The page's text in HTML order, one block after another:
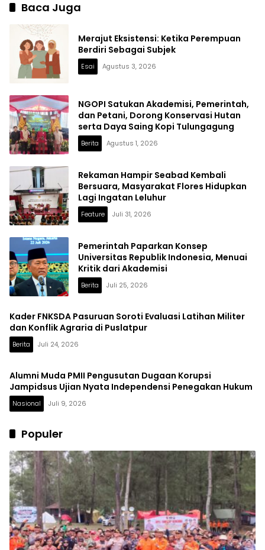
Baca Juga
Merajut Eksistensi: Ketika Perempuan
Berdiri Sebagai Subjek
Esai Agustus 3, 2026
NGOPI Satukan Akademisi, Pemerintah,
dan Petani, Dorong Konservasi Hutan
serta Daya Saing Kopi Tulungagung
Berita Agustus 1, 2026
Rekaman Hampir Seabad Kembali
Bersuara, Masyarakat Flores Hidupkan
Lagi Ingatan Leluhur
Feature Juli 31, 2026
Pemerintah Paparkan Konsep
Universitas Republik Indonesia, Menuai
Kritik dari Akademisi
Berita Juli 25, 2026
Kader FNKSDA Pasuruan Soroti Evaluasi Latihan Militer
dan Konflik Agraria di Puslatpur
Berita Juli 24, 2026
Alumni Muda PMII Pengusutan Dugaan Korupsi
Jampidsus Ujian Nyata Independensi Penegakan Hukum
Nasional Juli 9, 2026
Populer